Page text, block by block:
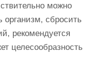
можно
сбросить
рекомендуется
целесообразность